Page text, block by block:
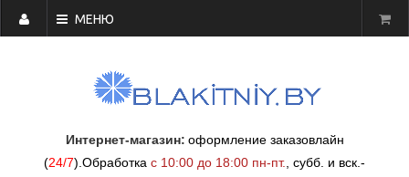
МЕНЮ
Интернет-магазин: оформление заказовлайн
(24/7) Обработка с 10:00 до 18:00 пн-пт. субб. и вск.-